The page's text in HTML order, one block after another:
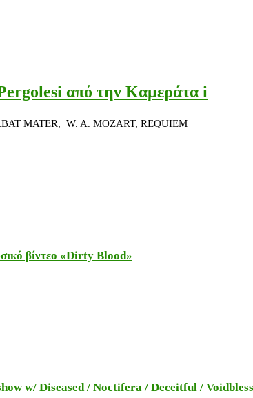
από την Καμεράτα i
STABAT MATER, W. A. MOZART,
βίντεο «Dirty Blood»
w/ Diseased / Noctifera / Deceitful /